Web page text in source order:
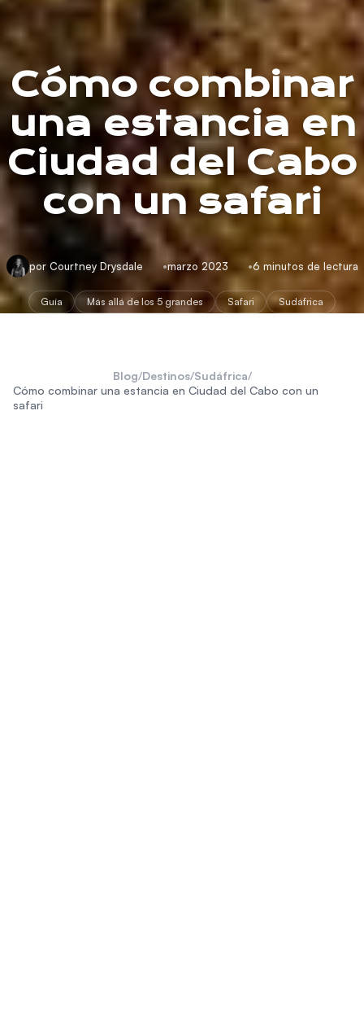
Cómo combinar
una estancia en
Ciudad del Cabo
con un safari
por Courtney Drysdale marzo 2023 6 minutos de lectura
Guía Más allá de los 5 grandes Safari Sudáfrica
Blog/Destinos/Sudáfrica/
Cómo combinar una estancia en Ciudad del Cabo con un
safari